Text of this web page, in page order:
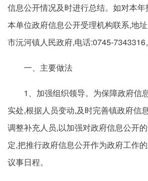
信息公开情况及时进行总结。如对本
本单位政府信息公开受理机构联系,地
市沅河镇人民政府,电话:0745-7343316。
一、主要做法
1、加强组织领导。为保障政府信
实处,根据人员变动,及时完善镇政府信
调整补充人员,以加强对政府信息公开
定,把推行政府信息公开作为政府工作
议事日程。